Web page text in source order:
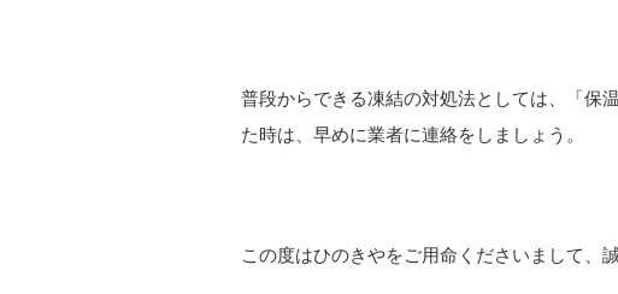
普段からできる凍結の対処法としては、「保
た時は、早めに業者に連絡をしましょう。
この度はひのきやをご用命くださいまして、